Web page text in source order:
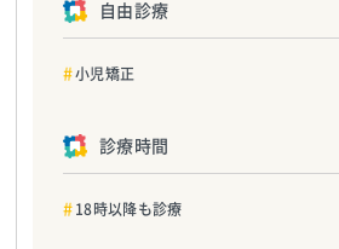
自由診療
小児矯正
診療時間
18時以降も診療